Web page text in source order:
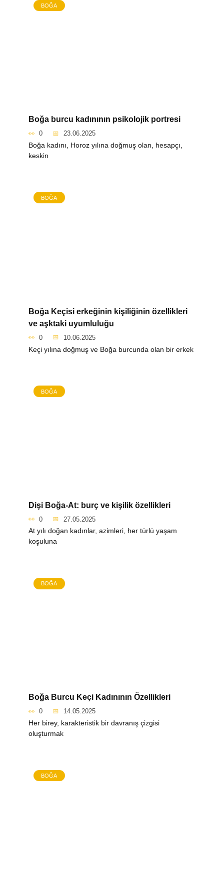
BOĞA
Boğa burcu kadınının psikolojik portresi
0 23.06.2025
Boğa kadını, Horoz yılına doğmuş olan, hesapçı,
keskin
BOĞA
Boğa Keçisi erkeğinin kişiliğinin özellikleri
ve aşktaki uyumluluğu
0 10.06.2025
Keçi yılına doğmuş ve Boğa burcunda olan bir erkek
BOĞA
Dişi Boğa-At: burç ve kişilik özellikleri
0 27.05.2025
At yılı doğan kadınlar, azimleri, her türlü yaşam
koşuluna
BOĞA
Boğa Burcu Keçi Kadınının Özellikleri
0 14.05.2025
Her birey, karakteristik bir davranış çizgisi
oluşturmak
BOĞA